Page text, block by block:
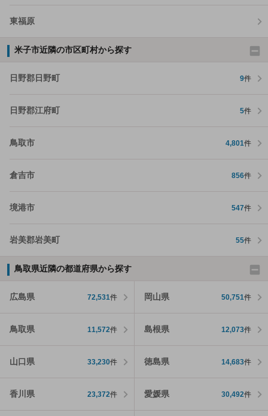
東福原
米子市近隣の市区町村から探す
日野郡日野町 9件
日野郡江府町 5件
鳥取市 4,801件
倉吉市 856件
境港市 547件
岩美郡岩美町 55件
鳥取県近隣の都道府県から探す
広島県 72,531件 岡山県 50,751件
鳥取県 11,572件 島根県 12,073件
山口県 33,230件 徳島県 14,683件
香川県 23,372件 愛媛県 30,492件